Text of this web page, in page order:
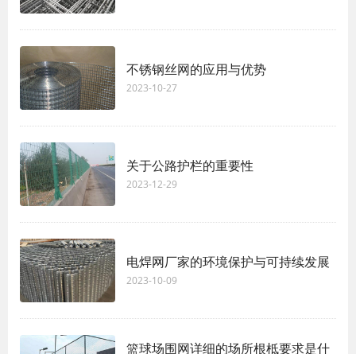
不锈钢丝网的应用与优势
2023-10-27
关于公路护栏的重要性
2023-12-29
电焊网厂家的环境保护与可持续发展
2023-10-09
篮球场围网详细的场所根柢要求是什